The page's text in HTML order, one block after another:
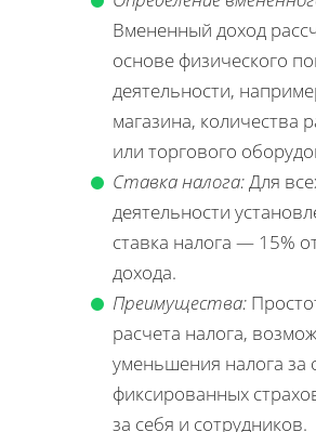
Вмененный доход
основе физического
деятельности,
магазина, количества
или торгового
Ставка налога:Для
деятельности
ставка налога — 15%
дохода.
Преимущества:
расчета налога,
уменьшения налога за
фиксированных
за себя и сотрудников.